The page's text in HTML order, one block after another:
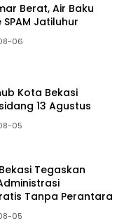
Berat, Air Baku
SPAM Jatiluhur
06
Kota Bekasi
13 Agustus
05
Tegaskan
Tanpa Perantara
05